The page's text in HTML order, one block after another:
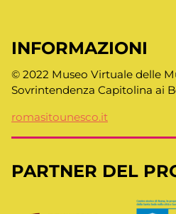
INFORMAZIONI
© 2022 Museo Virtuale delle
Sovrintendenza Capitolina ai
romasitounesco.it
PARTNER DEL